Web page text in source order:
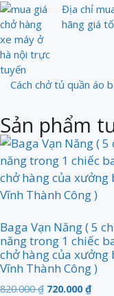
Địa chỉ
hãng giá
Cách chở tủ quần áo
Sản phẩm
Baga Vạn Năng ( 5
năng trong 1 chiếc
chở hàng của xưởng
Vĩnh Thành Công )
820.000₫ 720.000₫